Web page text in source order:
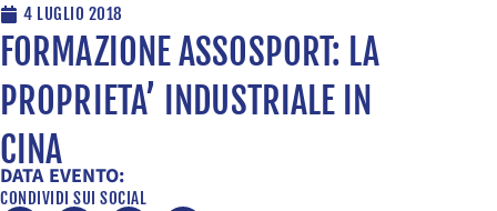
4 LUGLIO 2018
FORMAZIONE ASSOSPORT: LA
PROPRIETA’ INDUSTRIALE IN
CINA
DATA EVENTO:
CONDIVIDI SUI SOCIAL